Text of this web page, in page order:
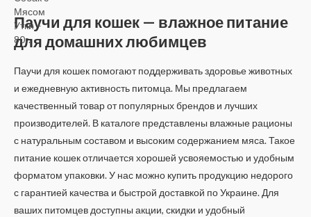
к
а
0
и
Паучи для кошек — влажное питание
для домашних любимцев
Паучи для кошек помогают поддерживать здоровье животных
и ежедневную активность питомца. Мы предлагаем
качественный товар от популярных брендов и лучших
производителей. В каталоге представлены влажные рационы
с натуральным составом и высоким содержанием мяса. Такое
питание кошек отличается хорошей усвояемостью и удобным
форматом упаковки. У нас можно купить продукцию недорого
с гарантией качества и быстрой доставкой по Украине. Для
ваших питомцев доступны акции, скидки и удобный